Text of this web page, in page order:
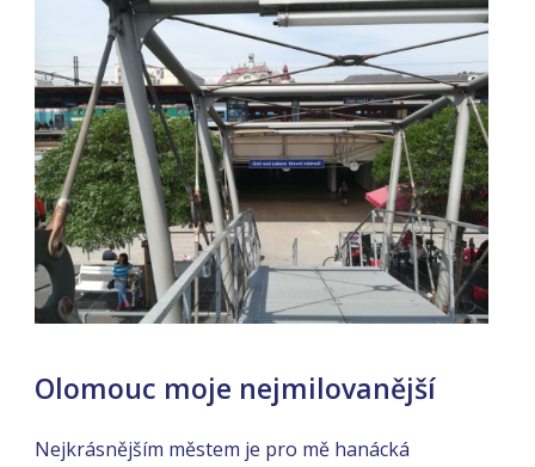
Olomouc moje nejmilovanější
Nejkrásnějším městem je pro mě hanácká